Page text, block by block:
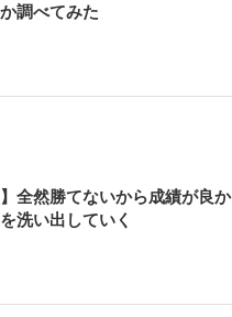
調べてみた
全然勝てないから成績が良か
洗い出していく